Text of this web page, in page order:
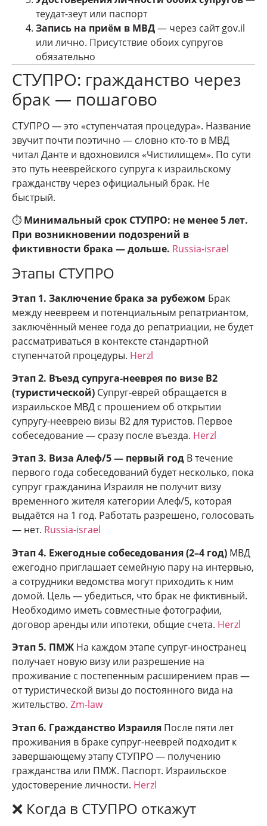
теудат-зеут или паспорт
Запись на приём в МВД— через сайт gov.il
или лично. Присутствие обоих супругов
обязательно
СТУПРО: гражданство через
брак — пошагово
СТУПРО — это «ступенчатая процедура». Название
звучит почти поэтично — словно кто-то в МВД
читал Данте и вдохновился «Чистилищем». По сути
это путь нееврейского супруга к израильскому
гражданству через официальный брак. Не
быстрый.
⏱️ Минимальный срок СТУПРО: не менее 5 лет.
При возникновении подозрений в
фиктивности брака — дольше. Russia-israel
Этапы СТУПРО
Этап 1. Заключение брака за рубежом Брак
между неевреем и потенциальным репатриантом,
заключённый менее года до репатриации, не будет
рассматриваться в контексте стандартной
ступенчатой процедуры. Herzl
Этап 2. Въезд супруга-нееврея по визе B2
(туристической) Супруг-еврей обращается в
израильское МВД с прошением об открытии
супругу-нееврею визы B2 для туристов. Первое
собеседование — сразу после въезда. Herzl
Этап 3. Виза Алеф/5 — первый год В течение
первого года собеседований будет несколько, пока
супруг гражданина Израиля не получит визу
временного жителя категории Алеф/5, которая
выдаётся на 1 год. Работать разрешено, голосовать
— нет. Russia-israel
Этап 4. Ежегодные собеседования (2–4 год) МВД
ежегодно приглашает семейную пару на интервью,
а сотрудники ведомства могут приходить к ним
домой. Цель — убедиться, что брак не фиктивный.
Необходимо иметь совместные фотографии,
договор аренды или ипотеки, общие счета. Herzl
Этап 5. ПМЖ На каждом этапе супруг-иностранец
получает новую визу или разрешение на
проживание с постепенным расширением прав —
от туристической визы до постоянного вида на
жительство. Zm-law
Этап 6. Гражданство Израиля После пяти лет
проживания в браке супруг-нееврей подходит к
завершающему этапу СТУПРО — получению
гражданства или ПМЖ. Паспорт. Израильское
удостоверение личности. Herzl
❌ Когда в СТУПРО откажут